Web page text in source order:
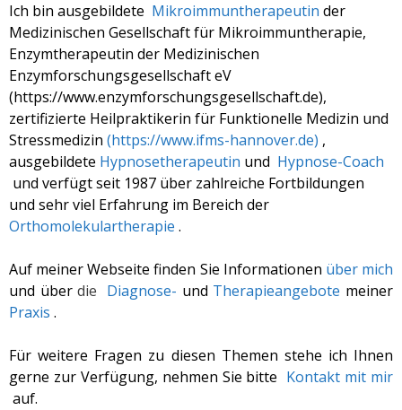
Ich bin ausgebildete Mikroimmuntherapeutin der
Medizinischen Gesellschaft für Mikroimmuntherapie,
Enzymtherapeutin der Medizinischen
Enzymforschungsgesellschaft eV
(https://www.enzymforschungsgesellschaft.de),
zertifizierte Heilpraktikerin für Funktionelle Medizin und
Stressmedizin (https://www.ifms-hannover.de) ,
ausgebildete Hypnosetherapeutin und Hypnose-Coach
und verfügt seit 1987 über zahlreiche Fortbildungen
und sehr viel Erfahrung im Bereich der
Orthomolekulartherapie .
Auf meiner Webseite finden Sie Informationen über mich
und überdie Diagnose- und Therapieangebote meiner
Praxis .
Für weitere Fragen zu diesen Themen stehe ich Ihnen
gerne zur Verfügung, nehmen Sie bitte Kontakt mit mir
auf.